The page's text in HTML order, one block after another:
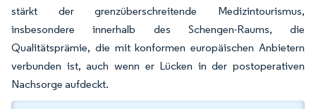
stärkt der grenzüberschreitende Medizintourismus,
insbesondere innerhalb des Schengen-Raums, die
Qualitätsprämie, die mit konformen europäischen Anbietern
verbunden ist, auch wenn er Lücken in der postoperativen
Nachsorge aufdeckt.